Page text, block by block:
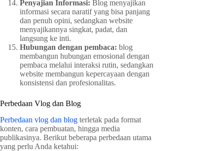
Penyajian Informasi: Blog menyajikan
informasi secara naratif yang bisa panjang
dan penuh opini, sedangkan website
menyajikannya singkat, padat, dan
langsung ke inti.
Hubungan dengan pembaca: blog
membangun hubungan emosional dengan
pembaca melalui interaksi rutin, sedangkan
website membangun kepercayaan dengan
konsistensi dan profesionalitas.
Perbedaan Vlog dan Blog
Perbedaan vlog dan blog terletak pada format
konten, cara pembuatan, hingga media
publikasinya. Berikut beberapa perbedaan utama
yang perlu Anda ketahui: